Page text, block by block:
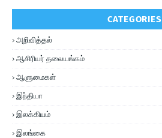
CATEGORIES
அறிவித்தல்
ஆசிரியர் தலையங்கம்
ஆளுமைகள்
இந்தியா
இலக்கியம்
இலங்கை